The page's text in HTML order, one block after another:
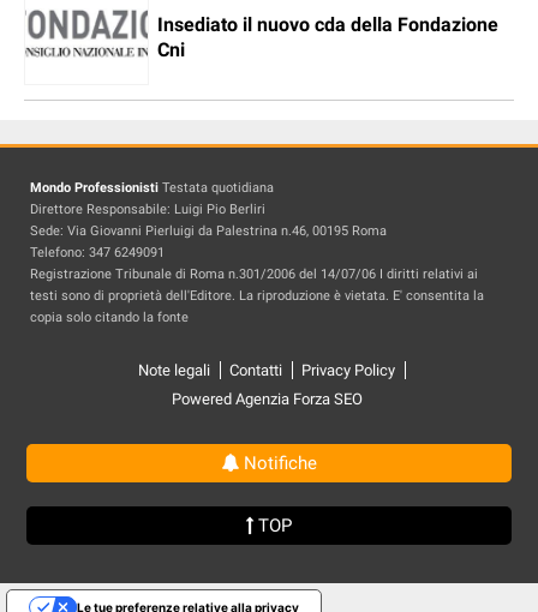
Insediato il nuovo cda della Fondazione
Cni
Mondo Professionisti Testata quotidiana
Direttore Responsabile: Luigi Pio Berliri
Sede: Via Giovanni Pierluigi da Palestrina n.46, 00195 Roma
Telefono: 347 6249091
Registrazione Tribunale di Roma n.301/2006 del 14/07/06 I diritti relativi ai
testi sono di proprietà dell'Editore. La riproduzione è vietata. E' consentita la
copia solo citando la fonte
Note legali Contatti
Privacy Policy
Powered Agenzia Forza SEO
Notifiche
TOP
Le tue preferenze relative alla privacy